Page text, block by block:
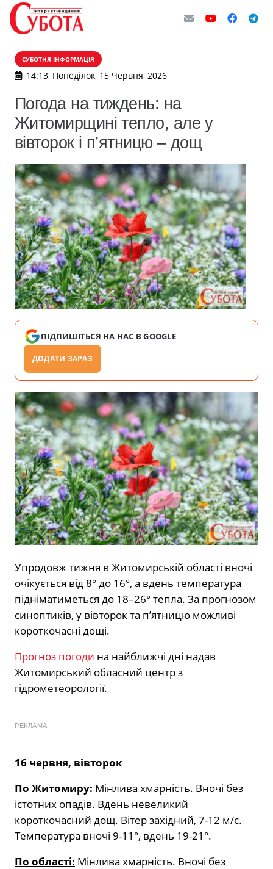
СУБОТНЯ ІНФОРМАЦІЯ
14:13, Понеділок, 15 Червня, 2026
Погода на тиждень: на
Житомирщині тепло, але у
вівторок і п’ятницю – дощ
ПІДПИШІТЬСЯ НА НАС В GOOGLE
ДОДАТИ ЗАРАЗ
Упродовж тижня в Житомирській області вночі
очікується від 8° до 16°, а вдень температура
підніматиметься до 18–26° тепла. За прогнозом
синоптиків, у вівторок та п’ятницю можливі
короткочасні дощі.
Прогноз погоди на найближчі дні надав
Житомирський обласний центр з
гідрометеорології.
РЕКЛАМА
16 червня, вівторок
По Житомиру: Мінлива хмарність. Вночі без
істотних опадів. Вдень невеликий
короткочасний дощ. Вітер західний, 7-12 м/с.
Температура вночі 9-11°, вдень 19-21°.
По області: Мінлива хмарність. Вночі без